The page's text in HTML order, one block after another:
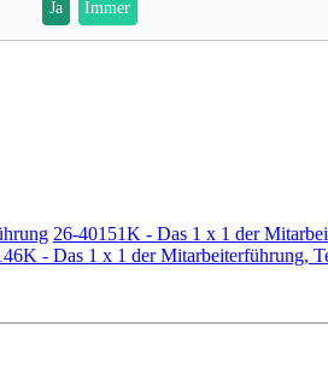
Ja Immer
26-40151K - Das 1 x 1 der
- Das 1 x 1 der Mitarbeiterführung,